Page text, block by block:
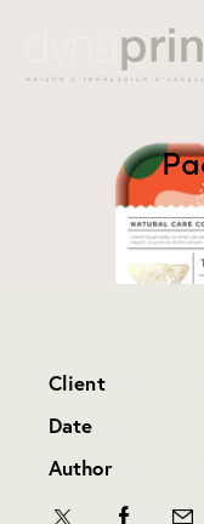
Client
Date
Author